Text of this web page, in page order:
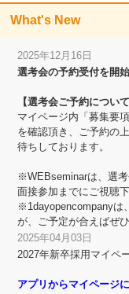
What's New
2025年12月16日
選考会の予約受付を開
【選考会ご予約について
マイページ内「募集要
を確認頂き、ご予約の
待ちしております。
※WEBseminarは、選
面接参加までにご視聴下
※1dayopencompanyは
が、ご予定が合えばぜ
2025年04月03日
2027年新卒採用マイペ
アプリからマイページ